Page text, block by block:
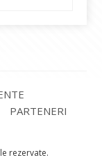
PARTENERI
rezervate.